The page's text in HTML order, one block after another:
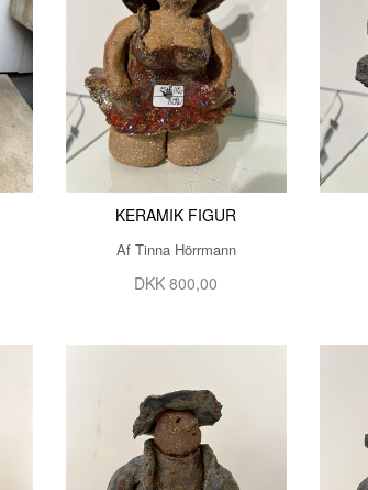
KERAMIK FIGUR
Af Tinna Hörrmann
DKK 800,00